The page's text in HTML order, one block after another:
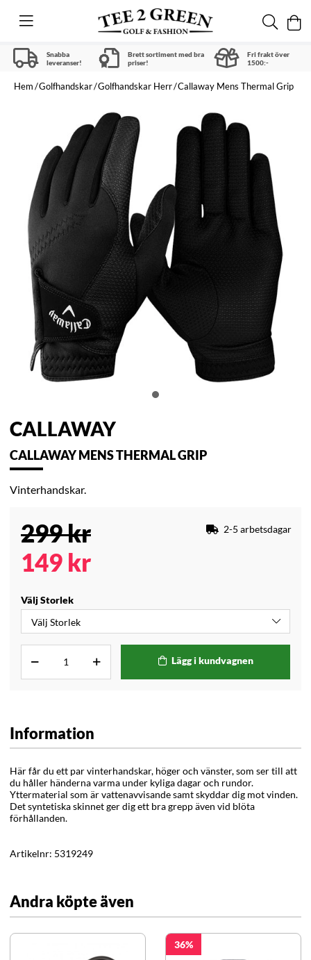
Snabba
leveranser!
Brett sortiment med bra
priser!
Fri frakt över
1500:-
Hem Golfhandskar Golfhandskar Herr Callaway Mens Thermal Grip
CALLAWAY
CALLAWAY MENS THERMAL GRIP
Vinterhandskar.
299kr
149 kr
2-5 arbetsdagar
Välj Storlek
Lägg i kundvagnen
Information
Här får du ett par vinterhandskar, höger och vänster, som ser till att
du håller händerna varma under kyliga dagar och rundor.
Yttermaterial som är vattenavvisande samt skyddar dig mot vinden.
Det syntetiska skinnet ger dig ett bra grepp även vid blöta
förhållanden.
Artikelnr: 5319249
Andra köpte även
36